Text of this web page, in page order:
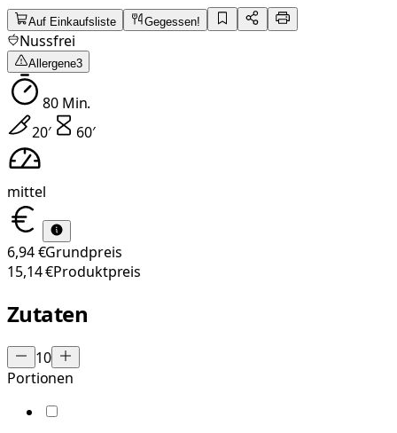
Auf Einkaufsliste Gegessen!
Nussfrei
Allergene3
80Min.
20′ 60′
mittel
6,94 €Grundpreis
15,14 €Produktpreis
Zutaten
10
Portionen